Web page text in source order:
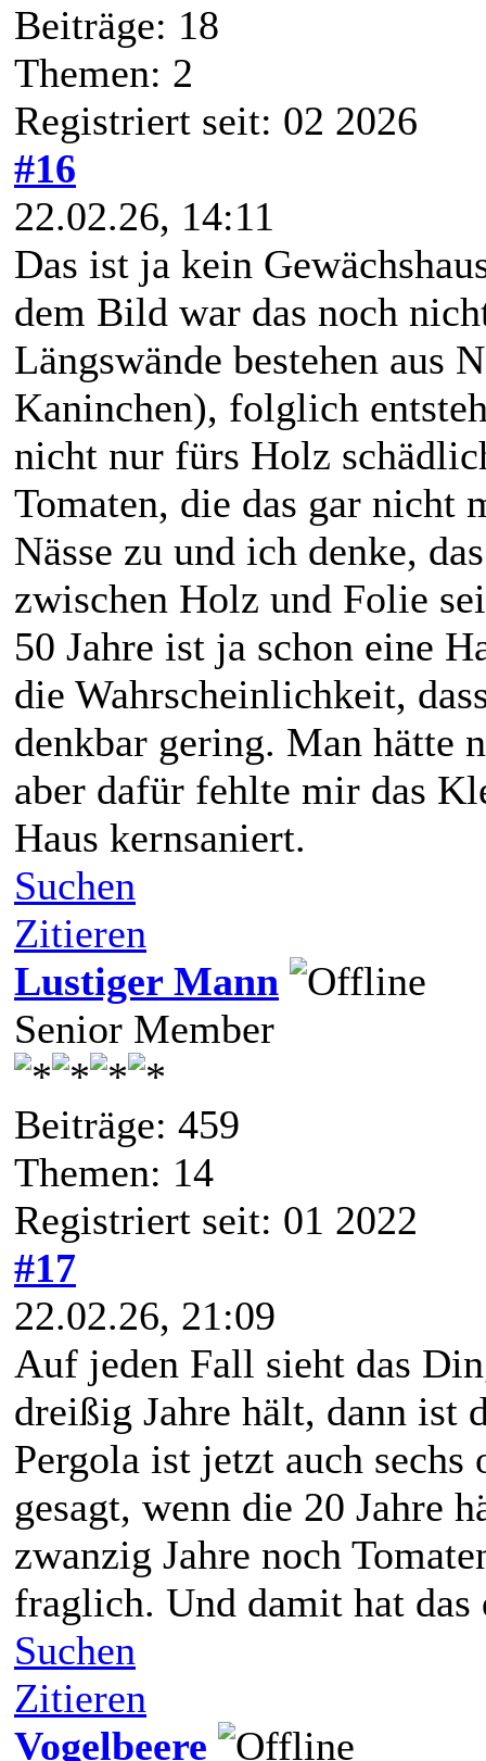
Beiträge: 18
Themen: 2
Registriert seit: 02 2026
#16
22.02.26, 14:11
Das ist ja kein
dem Bild war das noch
Längswände bestehen aus
Kaninchen), folglich
nicht nur fürs Holz
Tomaten, die das gar nicht
Nässe zu und ich denke,
zwischen Holz und Folie
50 Jahre ist ja schon eine
die Wahrscheinlichkeit,
denkbar gering. Man hätte
aber dafür fehlte mir das
Haus kernsaniert.
Suchen
Zitieren
Lustiger Mann
Senior Member
Beiträge: 459
Themen: 14
Registriert seit: 01 2022
#17
22.02.26, 21:09
Auf jeden Fall sieht das
dreißig Jahre hält, dann ist
Pergola ist jetzt auch
gesagt, wenn die 20 Jahre
zwanzig Jahre noch
fraglich. Und damit hat
Suchen
Zitieren
Vogelbeere